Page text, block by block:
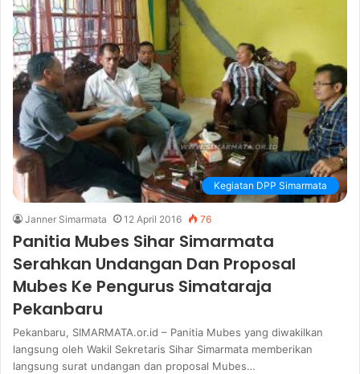
Kegiatan DPP Simarmata
Janner Simarmata 12 April 2016 76
Panitia Mubes Sihar Simarmata
Serahkan Undangan Dan Proposal
Mubes Ke Pengurus Simataraja
Pekanbaru
Pekanbaru, SIMARMATA.or.id – Panitia Mubes yang diwakilkan
langsung oleh Wakil Sekretaris Sihar Simarmata memberikan
langsung surat undangan dan proposal Mubes…